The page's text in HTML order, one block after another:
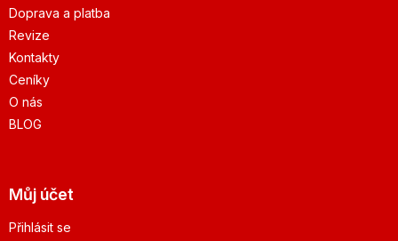
Doprava a platba
Revize
Kontakty
Ceníky
O nás
BLOG
Můj účet
Přihlásit se